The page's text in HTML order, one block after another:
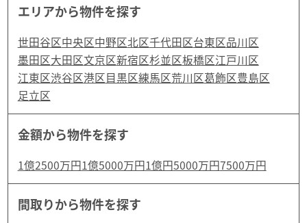
エリアから物件を探す
世田谷区中央区中野区北区千代田区台東区品川区
墨田区大田区文京区新宿区杉並区板橋区江戸川区
江東区渋谷区港区目黒区練馬区荒川区葛飾区豊島区
足立区
金額から物件を探す
1億2500万円1億5000万円1億円5000万円7500万円
間取りから物件を探す